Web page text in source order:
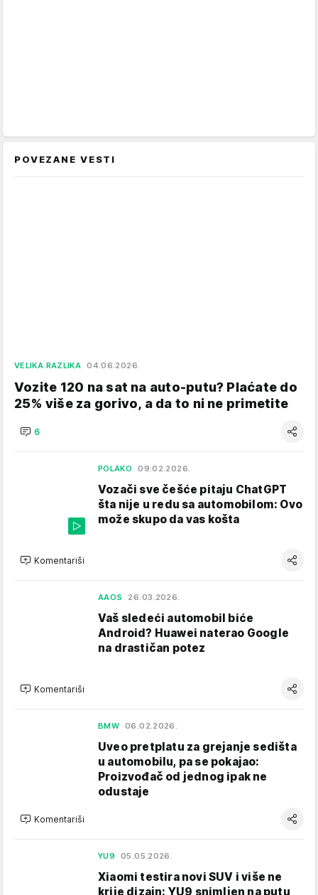
POVEZANE VESTI
VELIKA RAZLIKA 04.06.2026.
Vozite 120 na sat na auto-putu? Plaćate do
25% više za gorivo, a da to ni ne primetite
6
POLAKO 09.02.2026.
Vozači sve češće pitaju ChatGPT
šta nije u redu sa automobilom: Ovo
može skupo da vas košta
Komentariši
AAOS 26.03.2026.
Vaš sledeći automobil biće
Android? Huawei naterao Google
na drastičan potez
Komentariši
BMW 06.02.2026.
Uveo pretplatu za grejanje sedišta
u automobilu, pa se pokajao:
Proizvođač od jednog ipak ne
odustaje
Komentariši
YU9 05.05.2026.
Xiaomi testira novi SUV i više ne
krije dizajn: YU9 snimljen na putu